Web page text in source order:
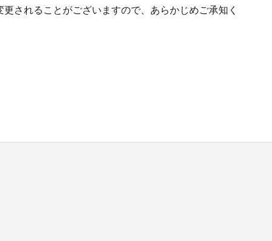
されることがございますので、あらかじめご承知く